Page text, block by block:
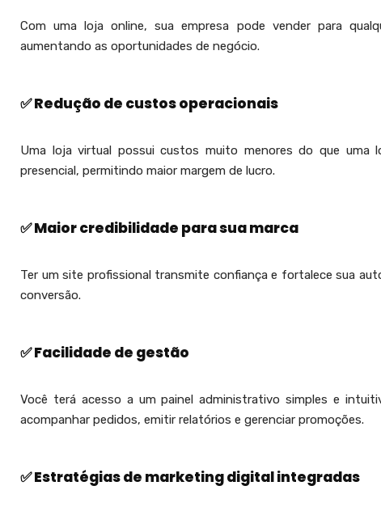
Com uma loja online, sua empresa pode vender para
aumentando as oportunidades de negócio.
✅ Redução de custos operacionais
Uma loja virtual possui custos muito menores do que uma
presencial, permitindo maior margem de lucro.
✅ Maior credibilidade para sua marca
Ter um site profissional transmite confiança e fortalece sua
conversão.
✅ Facilidade de gestão
Você terá acesso a um painel administrativo simples e
acompanhar pedidos, emitir relatórios e gerenciar promoções.
✅ Estratégias de marketing digital integradas